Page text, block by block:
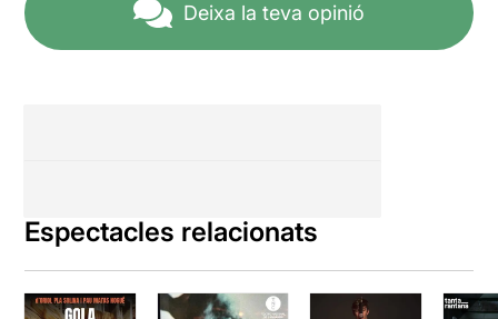
Deixa la teva opinió
Espectacles relacionats